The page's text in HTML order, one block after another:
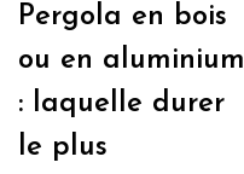
Pergola en bois
ou en aluminium
: laquelle durer
le plus